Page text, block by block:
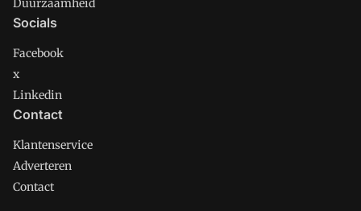
Duurzaamheid
Socials
Facebook
x
Linkedin
Contact
Klantenservice
Adverteren
Contact